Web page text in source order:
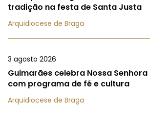
tradição na festa de Santa Justa
Arquidiocese de Braga
3 agosto 2026
Guimarães celebra Nossa
com programa de fé e cultura
Arquidiocese de Braga